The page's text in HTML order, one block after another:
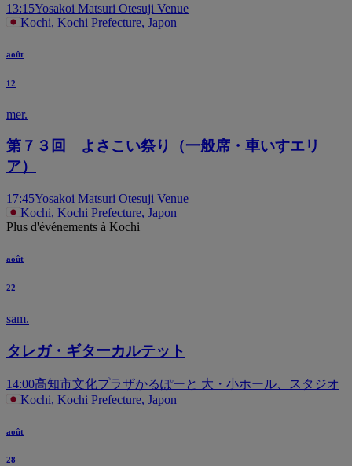
13:15Yosakoi Matsuri Otesuji Venue
Kochi, Kochi Prefecture, Japon
août
12
mer.
第７３回 よさこい祭り（一般席・車いすエリ
ア）
17:45Yosakoi Matsuri Otesuji Venue
Kochi, Kochi Prefecture, Japon
Plus d'événements à Kochi
août
22
sam.
タレガ・ギターカルテット
14:00高知市文化プラザかるぽーと 大・小ホール、スタジオ
Kochi, Kochi Prefecture, Japon
août
28